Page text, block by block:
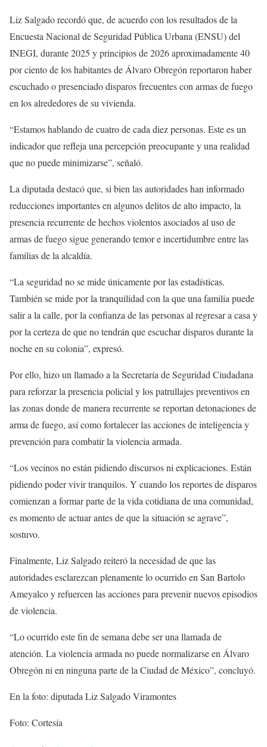
Liz Salgado recordó que, de acuerdo con los resultados de la
Encuesta Nacional de Seguridad Pública Urbana (ENSU) del
INEGI, durante 2025 y principios de 2026 aproximadamente 40
por ciento de los habitantes de Álvaro Obregón reportaron haber
escuchado o presenciado disparos frecuentes con armas de fuego
en los alrededores de su vivienda.
“Estamos hablando de cuatro de cada diez personas. Este es un
indicador que refleja una percepción preocupante y una realidad
que no puede minimizarse”, señaló.
La diputada destacó que, si bien las autoridades han informado
reducciones importantes en algunos delitos de alto impacto, la
presencia recurrente de hechos violentos asociados al uso de
armas de fuego sigue generando temor e incertidumbre entre las
familias de la alcaldía.
“La seguridad no se mide únicamente por las estadísticas.
También se mide por la tranquilidad con la que una familia puede
salir a la calle, por la confianza de las personas al regresar a casa y
por la certeza de que no tendrán que escuchar disparos durante la
noche en su colonia”, expresó.
Por ello, hizo un llamado a la Secretaría de Seguridad Ciudadana
para reforzar la presencia policial y los patrullajes preventivos en
las zonas donde de manera recurrente se reportan detonaciones de
arma de fuego, así como fortalecer las acciones de inteligencia y
prevención para combatir la violencia armada.
“Los vecinos no están pidiendo discursos ni explicaciones. Están
pidiendo poder vivir tranquilos. Y cuando los reportes de disparos
comienzan a formar parte de la vida cotidiana de una comunidad,
es momento de actuar antes de que la situación se agrave”,
sostuvo.
Finalmente, Liz Salgado reiteró la necesidad de que las
autoridades esclarezcan plenamente lo ocurrido en San Bartolo
Ameyalco y refuercen las acciones para prevenir nuevos episodios
de violencia.
“Lo ocurrido este fin de semana debe ser una llamada de
atención. La violencia armada no puede normalizarse en Álvaro
Obregón ni en ninguna parte de la Ciudad de México”, concluyó.
En la foto: diputada Liz Salgado Viramontes
Foto: Cortesía